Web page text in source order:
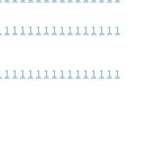
1 1 1 1 1 1 1 1 1 1 1 1 1 1 1
1 1 1 1 1 1 1 1 1 1 1 1 1 1 1